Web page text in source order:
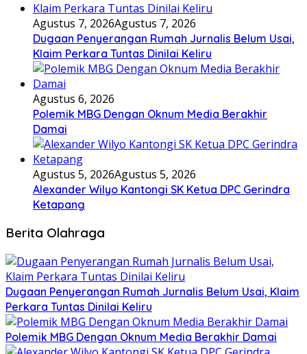
Agustus 7, 2026Agustus 7, 2026
Dugaan Penyerangan Rumah Jurnalis Belum Usai,
Klaim Perkara Tuntas Dinilai Keliru
Agustus 6, 2026
Polemik MBG Dengan Oknum Media Berakhir
Damai
Agustus 5, 2026Agustus 5, 2026
Alexander Wilyo Kantongi SK Ketua DPC Gerindra
Ketapang
Berita Olahraga
Dugaan Penyerangan Rumah Jurnalis Belum Usai, Klaim
Perkara Tuntas Dinilai Keliru
Polemik MBG Dengan Oknum Media Berakhir Damai